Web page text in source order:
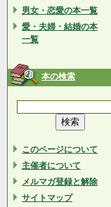
男女・恋愛の本一覧
愛・夫婦・結婚の本
一覧
本の検索
このページについて
主催者について
メルマガ登録と解除
サイトマップ